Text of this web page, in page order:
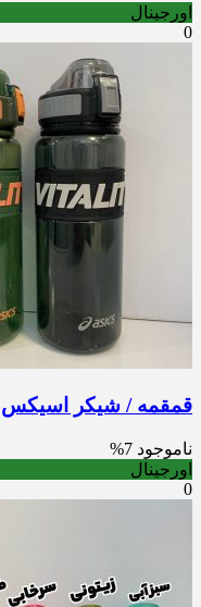
اورجینال
0
قمقمه / شیکر اسیکس
ناموجود 7%
اورجینال
0